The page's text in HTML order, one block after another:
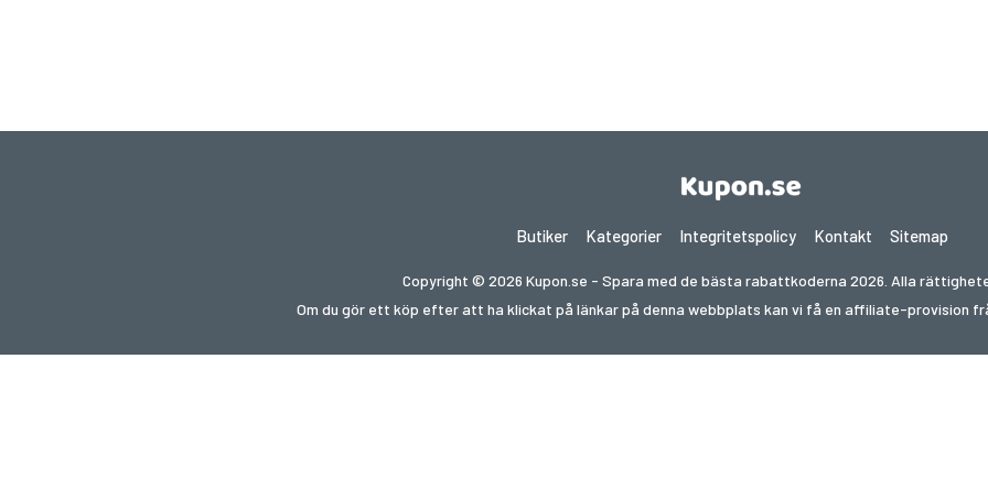
Butiker Kategorier Integritetspolicy Kontakt Sitemap
Copyright © 2026 Kupon.se - Spara med de bästa rabattkoderna 2026. Alla
Om du gör ett köp efter att ha klickat på länkar på denna webbplats kan vi få en affiliate-provision